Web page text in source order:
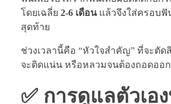
โดยเฉลี่ย 2-6 เดือนแล้วจึงใส่ครอบ
สุดท้าย
ช่วงเวลานี้คือ “หัวใจสำคัญ” ที่จะตัด
จะติดแน่น หรือหลวมจนต้องถอดออ
✅ การดูแลตัวเอ